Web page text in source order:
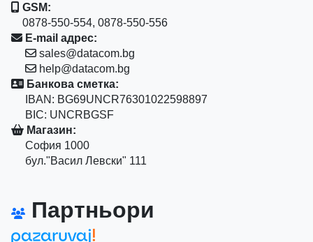
GSM:
0878-550-554, 0878-550-556
E-mail адрес:
sales@datacom.bg
help@datacom.bg
Банкова сметка:
IBAN: BG69UNCR76301022598897
BIC: UNCRBGSF
Магазин:
София 1000
бул."Васил Левски" 111
Партньори